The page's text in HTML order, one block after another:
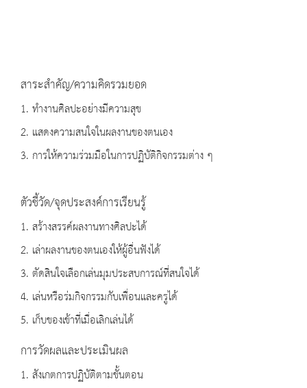
สาระสำคัญ/ความคิดรวมยอด
1. ทำงานศิลปะอย่างมีความสุข
2. แสดงความสนใจในผลงานของตนเอง
3. การให้ความร่วมมือในการปฏิบัติกิจกรรมต่าง ๆ
ตัวชี้วัด/จุดประสงค์การเรียนรู้
1. สร้างสรรค์ผลงานทางศิลปะได้
2. เล่าผลงานของตนเองให้ผู้อื่นฟังได้
3. ตัดสินใจเลือกเล่นมุมประสบการณ์ที่สนใจได้
4. เล่นหรือร่มกิจกรรมกับเพื่อนและครูได้
5. เก็บของเข้าที่เมื่อเลิกเล่นได้
การวัดผลและประเมินผล
1. สังเกตการปฏิบัติตามขั้นตอน